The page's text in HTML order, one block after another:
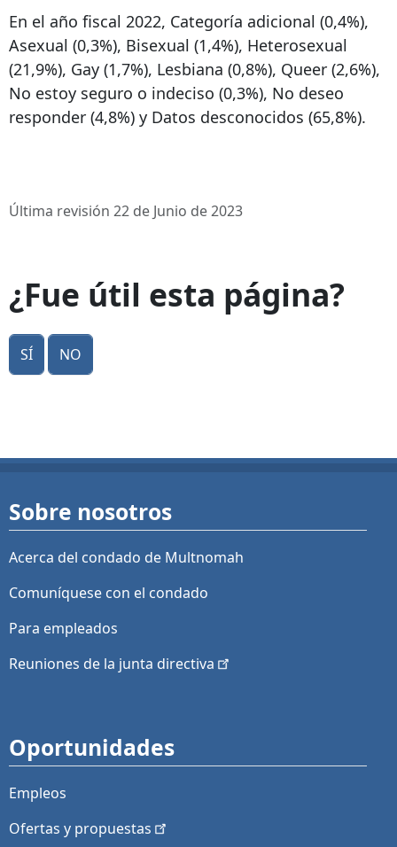
En el año fiscal 2022, Categoría adicional (0,4%),
Asexual (0,3%), Bisexual (1,4%), Heterosexual
(21,9%), Gay (1,7%), Lesbiana (0,8%), Queer (2,6%),
No estoy seguro o indeciso (0,3%), No deseo
responder (4,8%) y Datos desconocidos (65,8%).
Última revisión 22 de Junio de 2023
¿Fue útil esta página?
Sí No
Sobre nosotros
Acerca del condado de Multnomah
Comuníquese con el condado
Para empleados
Reuniones de la junta directiva
Oportunidades
Empleos
Ofertas y propuestas